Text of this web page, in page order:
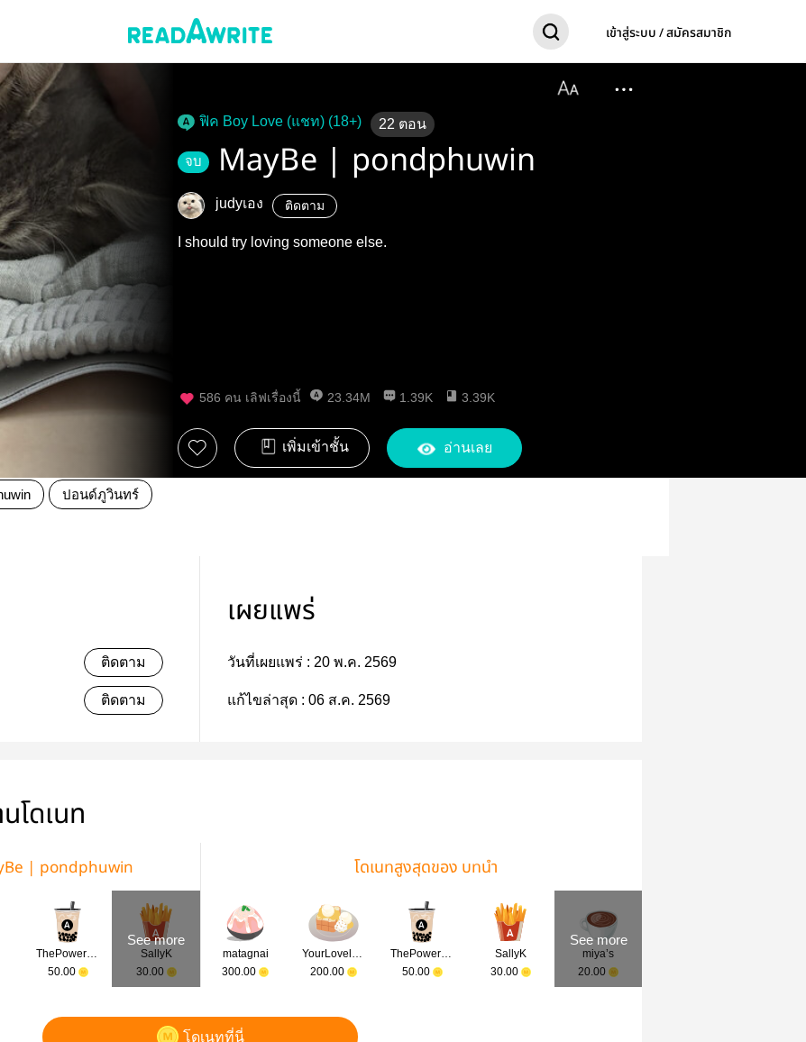
เข้าสู่ระบบ / สมัครสมาชิก
ฟิค Boy Love (แชท) (18+) 22 ตอน
จบ MayBe | pondphuwin
judyเอง ติดตาม
I should try loving someone else.
586 คน เลิฟเรื่องนี้ 23.34M 1.39K 3.39K
เพิ่มเข้าชั้น อ่านเลย
ปอนด์ภูวินทร์
ติดตาม
ติดตาม
เผยแพร่
วันที่เผยแพร่ : 20 พ.ค. 2569
แก้ไขล่าสุด : 06 ส.ค. 2569
โดเนท
| pondphuwin
ThePower Pim
50.00
See more
SallyK
30.00
โดเนทสูงสุดของ บทนำ
matagnai
300.00
YourLovelySis
200.00
ThePower Pim
50.00
SallyK
30.00
See more
miya’s
20.00
โดเนทที่นี่